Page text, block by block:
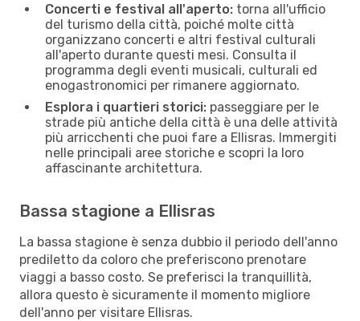
Concerti e festival all'aperto: torna all'ufficio
del turismo della città, poiché molte città
organizzano concerti e altri festival culturali
all'aperto durante questi mesi. Consulta il
programma degli eventi musicali, culturali ed
enogastronomici per rimanere aggiornato.
Esplora i quartieri storici: passeggiare per le
strade più antiche della città è una delle attività
più arricchenti che puoi fare a Ellisras. Immergiti
nelle principali aree storiche e scopri la loro
affascinante architettura.
Bassa stagione a Ellisras
La bassa stagione è senza dubbio il periodo dell'anno
prediletto da coloro che preferiscono prenotare
viaggi a basso costo. Se preferisci la tranquillità,
allora questo è sicuramente il momento migliore
dell'anno per visitare Ellisras.